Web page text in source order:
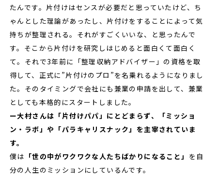
たんです。片付けはセンスが必要だと思っていたけど、ち
ゃんとした理論があったし、片付けをすることによって気
持ちが整理される。それがすごくいいな、と思ったんで
す。そこから片付けを研究しはじめると面白くて面白く
て。それで3年前に「整理収納アドバイザー」の資格を取
得して、正式に”片付けのプロ”を名乗れるようになりまし
た。そのタイミングで会社にも兼業の申請を出して、兼業
としても本格的にスタートしました。
ー大村さんは「片付けパパ」にとどまらず、「ミッショ
ン・ラボ」や「パラキャリスナック」を主宰されていま
す。
僕は 「世の中がワクワクな人たちばかりになること」 を自
分の人生のミッションにしているんです。